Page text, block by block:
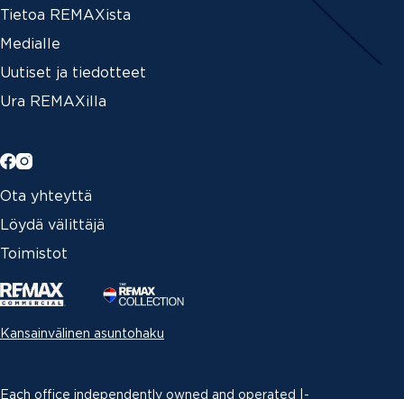
Tietoa REMAXista
Medialle
Uutiset ja tiedotteet
Ura REMAXilla
Ota yhteyttä
Löydä välittäjä
Toimistot
Kansainvälinen asuntohaku
Each office independently owned and operated |­